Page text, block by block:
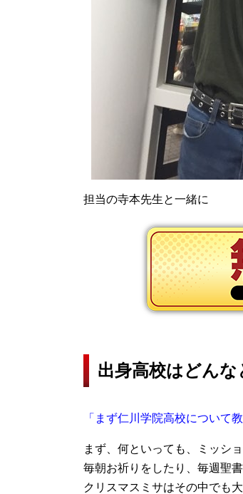
担当の寺本先生と一緒に
出身高校はどん
「まず仁川学院高校について
まず、何といっても、ミッシ
毎朝お祈りをしたり、毎週聖
クリスマスミサはその中でも